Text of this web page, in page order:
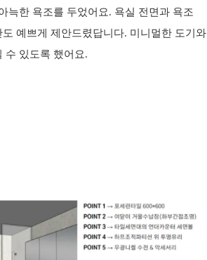
늑한 욕조를 두었어요. 욕실 전면과 욕조
예쁘게 제안드렸답니다. 미니멀한 도기와
수 있도록 했어요.